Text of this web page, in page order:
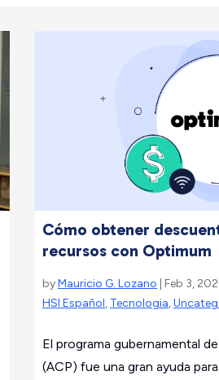
Cómo obtener
recursos con Optimum
byMauricio G. Lozano | Feb 3,
HSI Español, Tecnologia,
El programa gubernamental
(ACP) fue una gran ayuda